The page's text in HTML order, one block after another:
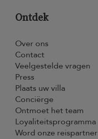
Ontdek
Over ons
Contact
Veelgestelde vragen
Press
Plaats uw villa
Conciërge
Ontmoet het team
Loyaliteitsprogramma
Word onze reispartner